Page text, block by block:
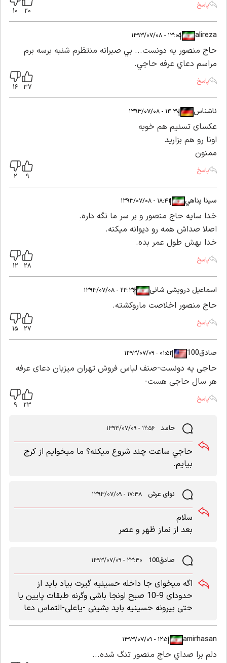
پاسخ
20
alireza
|
|۱۳:۰۵ - ۱۳۹۳/۰۷/۰۸
حاج منصور يه دونست... بي صبرانه منتظرم شنبه برسه برم
مراسم دعاي عرفه حاجي.
پاسخ
37
ناشناس|
|۱۴:۳۰ - ۱۳۹۳/۰۷/۰۸
عکسای تسنیم هم خوبه
اونا رو هم بزارید
ممنون
پاسخ
سينا پناهي|
|۱۸:۴۲ - ۱۳۹۳/۰۷/۰۸
خدا سايه حاج منصور و بر سر ما نگه داره.
اصلا صداش همه رو ديوانه ميكنه.
خدا بهش طول عمر بده.
پاسخ
28
اسماعیل درویشی شانی|
|۲۳:۳۶ - ۱۳۹۳/۰۷/۰۸
حاج منصور اخلاصت ماروکشته.
پاسخ
27
صادق100 |
|۰۱:۵۳ - ۱۳۹۳/۰۷/۰۹
حاجی یه دونست-صنف لباس فروش تهران میزبان دعای عرفه
هر سال حاجی هست-
پاسخ
23
حامد ۱۲:۵۶ - ۱۳۹۳/۰۷/۰۹
حاجي ساعت چند شروع ميكنه؟ ما ميخوايم از كرج
بيايم.
نوای عرش ۱۷:۴۸ - ۱۳۹۳/۰۷/۰۹
سلام
بعد از نماز ظهر و عصر
صادق100 ۲۳:۴۰ - ۱۳۹۳/۰۷/۰۹
اگه میخوای جا داخله حسینیه گیرت بیاد باید از
حدودای 9-10 صبح اونجا باشی وگرنه طبقات پایین یا
حتی بیرونه حسینیه باید بشینی -یاعلی-التماس دعا
amirhasan
|
|۱۲:۵۱ - ۱۳۹۳/۰۷/۰۹
دلم برا صداي حاج منصور تنگ شده...